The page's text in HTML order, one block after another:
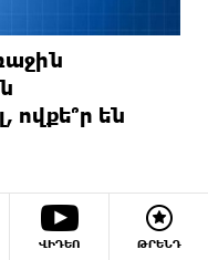
ՎԻԴԵՈ ԹՐԵՆԴ
ովքե՞ր են